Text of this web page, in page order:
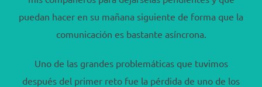
puedan hacer en su mañana siguiente de forma que la
comunicación es bastante asíncrona.
Uno de las grandes problemáticas que tuvimos
después del primer reto fue la pérdida de uno de los